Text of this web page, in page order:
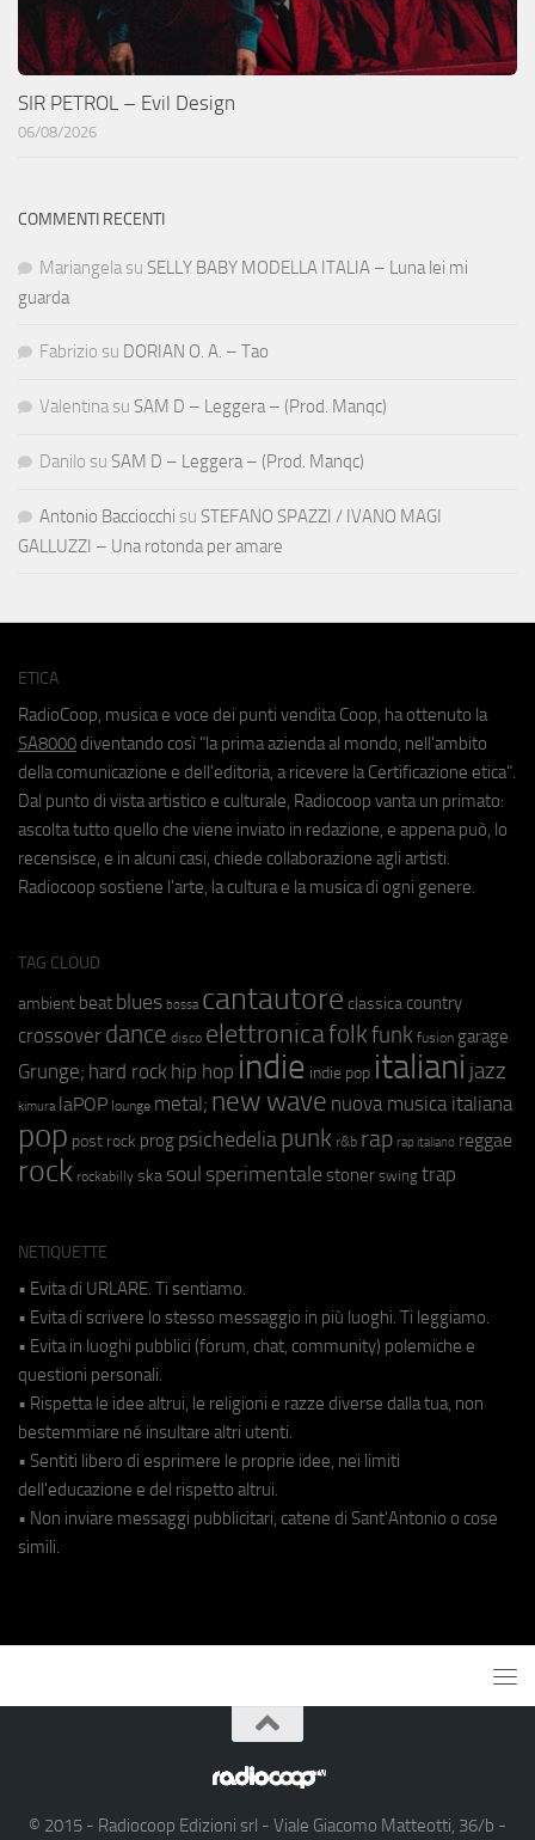
SIR PETROL – Evil Design
06/08/2026
COMMENTI RECENTI
Mariangela su SELLY BABY MODELLA ITALIA – Luna lei mi
guarda
Fabrizio su DORIAN O. A. – Tao
Valentina su SAM D – Leggera – (Prod. Manqc)
Danilo su SAM D – Leggera – (Prod. Manqc)
Antonio Bacciocchi su STEFANO SPAZZI / IVANO MAGI
GALLUZZI – Una rotonda per amare
ETICA
RadioCoop, musica e voce dei punti vendita Coop, ha ottenuto la
SA8000 diventando così "la prima azienda al mondo, nell'ambito
della comunicazione e dell'editoria, a ricevere la Certificazione etica".
Dal punto di vista artistico e culturale, Radiocoop vanta un primato:
ascolta tutto quello che viene inviato in redazione, e appena può, lo
recensisce, e in alcuni casi, chiede collaborazione agli artisti.
Radiocoop sostiene l'arte, la cultura e la musica di ogni genere.
TAG CLOUD
ambient beat blues bossa cantautore classica country
crossover dance disco elettronicafolkfunk fusion garage
Grunge; hard rock hip hop indie indie pop italiani jazz
kimura laPOP lounge metal; new wave nuova musica italiana
pop post rock prog psichedeliapunk r&b rap rap italiano reggae
rock rockabilly ska soul sperimentale stoner swing trap
NETIQUETTE
• Evita di URLARE. Ti sentiamo.
• Evita di scrivere lo stesso messaggio in più luoghi. Ti leggiamo.
• Evita in luoghi pubblici (forum, chat, community) polemiche e
questioni personali.
• Rispetta le idee altrui, le religioni e razze diverse dalla tua, non
bestemmiare né insultare altri utenti.
• Sentiti libero di esprimere le proprie idee, nei limiti
dell'educazione e del rispetto altrui.
• Non inviare messaggi pubblicitari, catene di Sant'Antonio o cose
simili.
© 2015 - Radiocoop Edizioni srl - Viale Giacomo Matteotti, 36/b -